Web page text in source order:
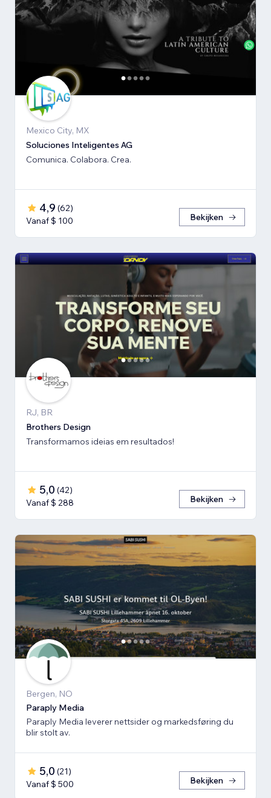
Mexico City, MX
Soluciones Inteligentes AG
Comunica. Colabora. Crea.
4,9 (62)
Vanaf $ 100
Bekijken
RJ, BR
Brothers Design
Transformamos ideias em resultados!
5,0 (42)
Vanaf $ 288
Bekijken
Bergen, NO
Paraply Media
Paraply Media leverer nettsider og markedsføring du
blir stolt av.
5,0 (21)
Vanaf $ 500
Bekijken